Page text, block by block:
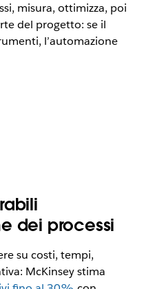
misura, ottimizza, poi
del progetto: se il
l’automazione
dei processi
su costi, tempi,
McKinsey stima